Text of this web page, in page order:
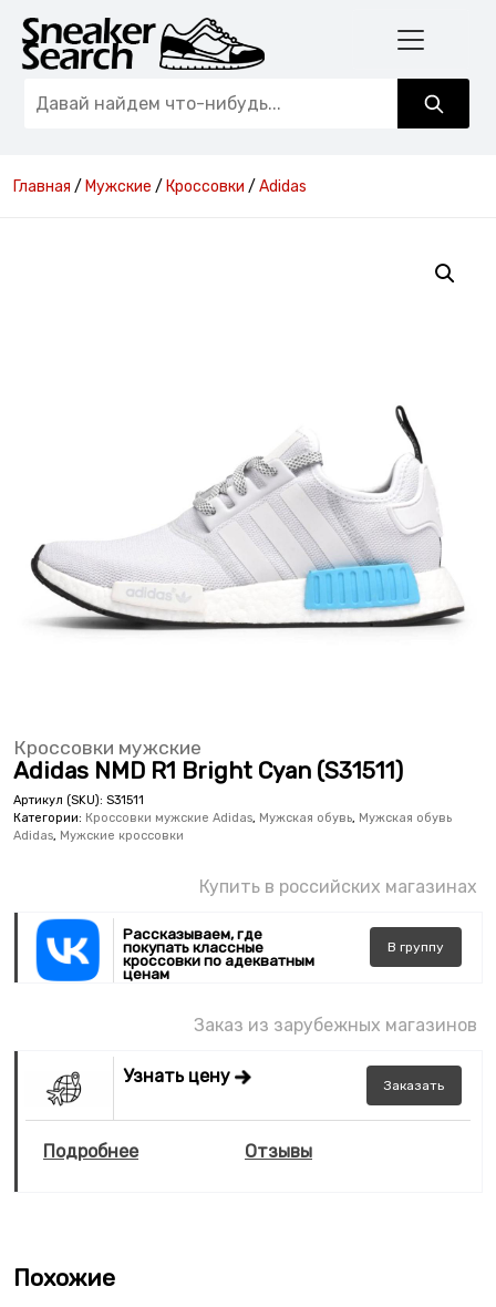
Главная / Мужские / Кроссовки / Adidas
Кроссовки мужские
Adidas NMD R1 Bright Cyan (S31511)
Артикул (SKU): S31511
Категории: Кроссовки мужские Adidas, Мужская обувь, Мужская обувь
Adidas, Мужские кроссовки
Купить в российских магазинах
Рассказываем, где
покупать классные
кроссовки по адекватным
ценам
В группу
Заказ из зарубежных магазинов
Узнать цену Заказать
Подробнее Отзывы
Похожие